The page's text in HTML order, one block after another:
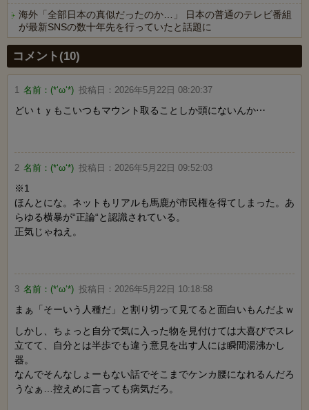
海外「全部日本の真似だったのか…」 日本の普通のテレビ番組
が最新SNSの数十年先を行っていたと話題に
Powered by livedoor 相互RSS
コメント(10)
1 名前： (*‘ω‘*) 投稿日： 2026年5月22日 08:20:37
どいｔｙもこいつもマウント取ることしか頭にないんか⋯
2 名前： (*‘ω‘*) 投稿日： 2026年5月22日 09:52:03
※1
ほんとにな。ネットもリアルも馬鹿が市民権を得てしまった。あ
らゆる横暴が“正論“と認識されている。
正気じゃねえ。
3 名前： (*‘ω‘*) 投稿日： 2026年5月22日 10:18:58
まぁ「そーいう人種だ」と割り切って見てると面白いもんだよｗ
しかし、ちょっと自分で気に入った物を見付けては大喜びでスレ
立てて、自分とは半歩でも違う意見を出す人には瞬間湯沸かし
器。
なんでそんなしょーもない話でそこまでケンカ腰になれるんだろ
うなぁ…控えめに言っても病気だろ。